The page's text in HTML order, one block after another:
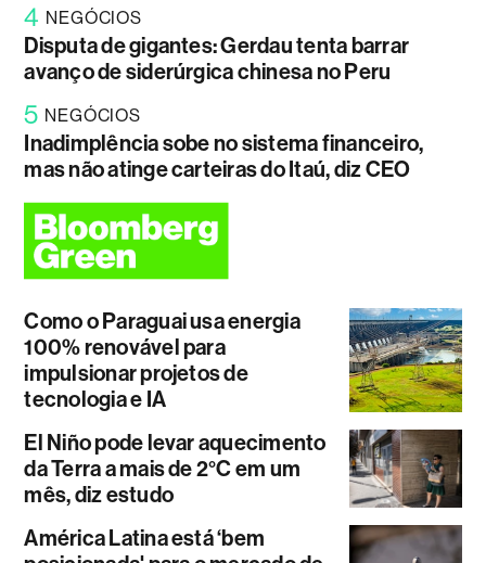
4 NEGÓCIOS
Disputa de gigantes: Gerdau tenta barrar
avanço de siderúrgica chinesa no Peru
5 NEGÓCIOS
Inadimplência sobe no sistema financeiro,
mas não atinge carteiras do Itaú, diz CEO
Como o Paraguai usa energia
100% renovável para
impulsionar projetos de
tecnologia e IA
El Niño pode levar aquecimento
da Terra a mais de 2°C em um
mês, diz estudo
América Latina está ‘bem